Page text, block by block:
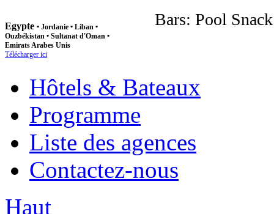
Bars: Pool
Egypte • Jordanie • Liban •
Ouzbékistan • Sultanat d'Oman •
Emirats Arabes Unis
Télécharger ici
Hôtels & Bateaux
Programme
Liste des agences
Contactez-nous
Haut